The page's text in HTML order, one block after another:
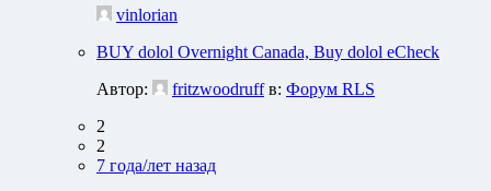
vinlorian
BUY dolol Overnight Canada, Buy dolol eCheck
Автор:
fritzwoodruff в: Форум RLS
2
2
7 года/лет назад